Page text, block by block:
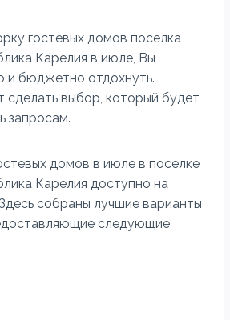
гостевых домов поселка
Карелия в июле, Вы
бюджетно отдохнуть.
сделать выбор, который будет
запросам.
домов в июле в поселке
Карелия доступно на
собраны лучшие варианты
следующие